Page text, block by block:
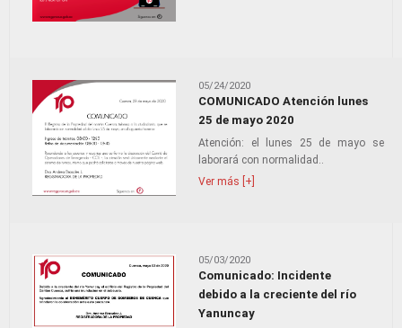
05/24/2020
COMUNICADO Atención lunes
25 de mayo 2020
Atención: el lunes 25 de mayo se
laborará con normalidad..
Ver más [+]
05/03/2020
Comunicado: Incidente
debido a la creciente del río
Yanuncay